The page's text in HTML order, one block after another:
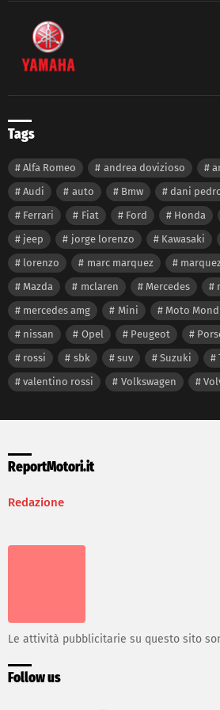
Tags
Alfa Romeo andrea dovizioso
Audi
auto Bmw dani
Ferrari
Fiat Ford Honda
jeep
jorge lorenzo Kawasaki
lorenzo
marc marquez
Mazda
mclaren Mercedes
mercedes amg
Mini Moto
nissan
Opel Peugeot
rossi
sbk suv Suzuki
valentino rossi
Volkswagen
ReportMotori.it
Redazione
Follow us